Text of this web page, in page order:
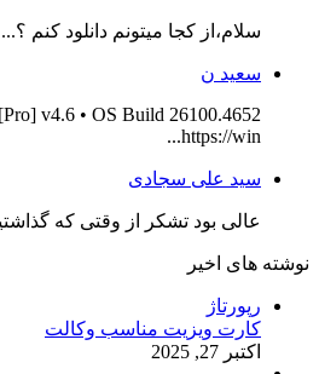
سلام،از کجا میتونم دانلود کنم ؟...
سعید ن
v4.6 • OS Build 26100.4652
https://win...
سید علی سجادی
عالی بود تشکر از وقتی که
نوشته های اخیر
رپورتاژ
کارت ویزیت مناسب وکالت
اکتبر 27, 2025